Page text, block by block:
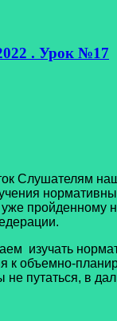
. Урок №17
нашего
пройденному
к объемно-
не путаться, в